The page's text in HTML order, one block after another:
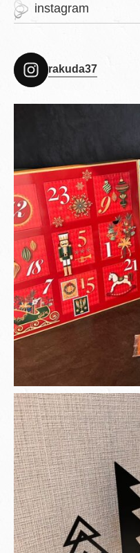
instagram
rakuda37